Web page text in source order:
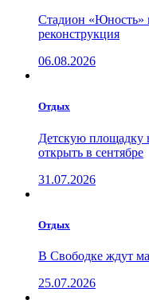
Стадион «Юность»
реконструкция
06.08.2026
Отдых
Детскую площадку
открыть в сентябре
31.07.2026
Отдых
В Свободке ждут
25.07.2026